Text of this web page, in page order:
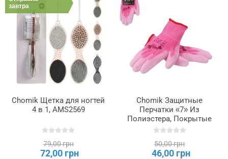
завтра
Chomik Щетка для ногтей
4 в 1, AMS2569
79,00 грн
72,00 грн
Chomik Защитные
Перчатки «7» Из
Полиэстера, Покрытые
Полиуретаном, упаковка
50,00 грн
46,00 грн